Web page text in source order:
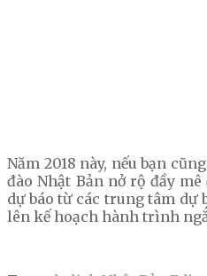
Năm 2018 này, nếu bạn
đào Nhật Bản nở rộ đầy
dự báo từ các trung tâm dự
lên kế hoạch hành trình